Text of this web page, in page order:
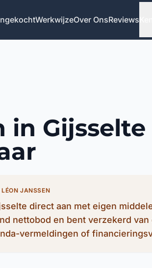
WerkwijzeOver OnsReviews
in Gijsselte
LÉON JANSSEN
direct aan met eigen
nettobod en bent verzekerd van
vermeldingen of